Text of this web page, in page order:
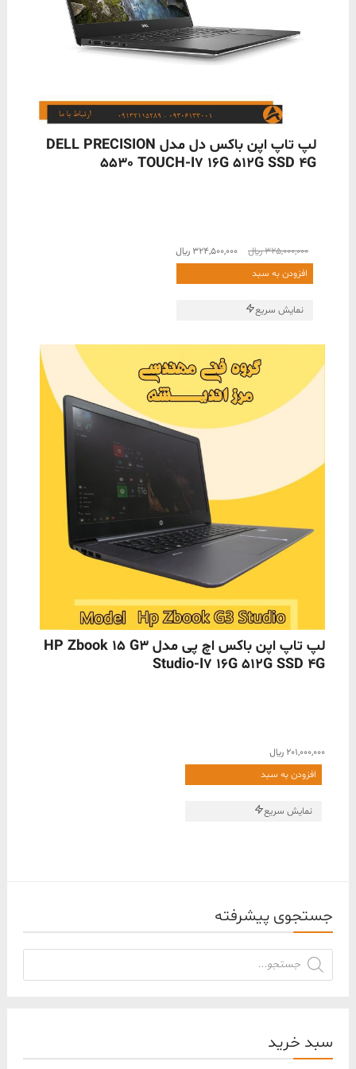
ناموجود
لپ تاپ اپن باکس دل مدل DELL PRECISION
5530 TOUCH-I7 16G 512G SSD 4G
325,000,000﷼
قیمت
اصلی
324,500,000 ﷼قیمت
افزودن به سبد
نمایش سریع
ناموجود
لپ تاپ اپن باکس اچ پی مدل HP Zbook 15 G3
Studio-I7 16G 512G SSD 4G
201,000,000 ﷼
افزودن به سبد
نمایش سریع
جستجوی پیشرفته
جستجوی
محصولات
سبد خرید